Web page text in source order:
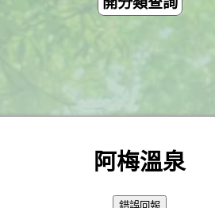
阿梅溫泉